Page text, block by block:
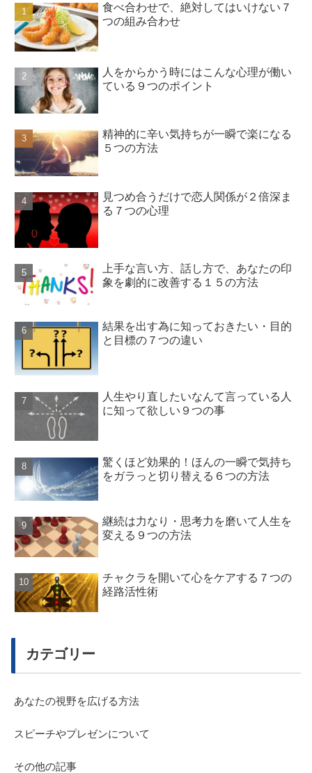
食べ合わせで、絶対してはいけない７
つの組み合わせ
人をからかう時にはこんな心理が働い
ている９つのポイント
精神的に辛い気持ちが一瞬で楽になる
５つの方法
見つめ合うだけで恋人関係が２倍深ま
る７つの心理
上手な言い方、話し方で、あなたの印
象を劇的に改善する１５の方法
結果を出す為に知っておきたい・目的
と目標の７つの違い
人生やり直したいなんて言っている人
に知って欲しい９つの事
驚くほど効果的！ほんの一瞬で気持ち
をガラっと切り替える６つの方法
継続は力なり・思考力を磨いて人生を
変える９つの方法
チャクラを開いて心をケアする７つの
経路活性術
カテゴリー
あなたの視野を広げる方法
スピーチやプレゼンについて
その他の記事